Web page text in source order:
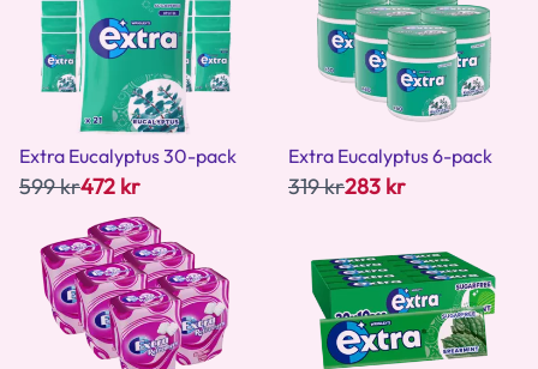
Extra Eucalyptus 30-pack
599 kr472 kr
Extra Eucalyptus 6-pack
319 kr283 kr